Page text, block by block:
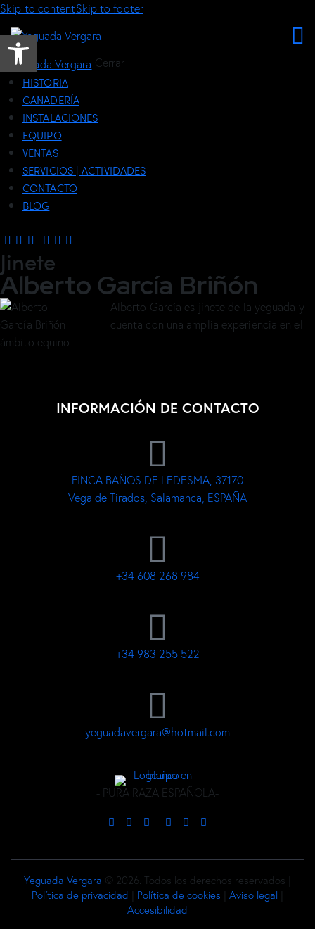
Skip to contentSkip to footer
Cerrar
HISTORIA
GANADERÍA
INSTALACIONES
EQUIPO
VENTAS
SERVICIOS | ACTIVIDADES
CONTACTO
BLOG
Jinete
Alberto García Briñón
Alberto García es jinete de la yeguada y
cuenta con una amplia experiencia en el
ámbito equino
INFORMACIÓN DE CONTACTO
FINCA BAÑOS DE LEDESMA, 37170
Vega de Tirados, Salamanca, ESPAÑA
+34 608 268 984
+34 983 255 522
yeguadavergara@hotmail.com
- PURA RAZA ESPAÑOLA-
Yeguada Vergara © 2026. Todos los derechos reservados |
Política de privacidad
Política de cookies Aviso legal
Accesibilidad
Abrir barra de herramientas